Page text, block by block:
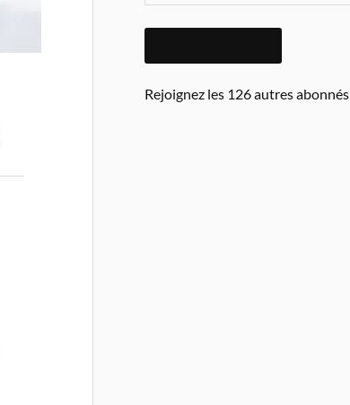
Rejoignez les 126 autres abonnés